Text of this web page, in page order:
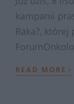
kampanii
Raka?,
READ MORE ›